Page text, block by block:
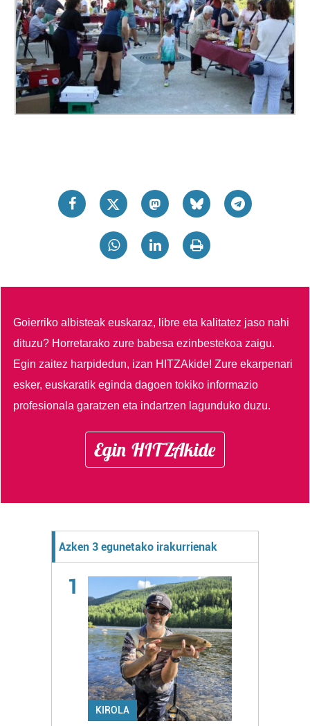
Goierriko albisteak euskaraz, libre eta kalitatez jaso nahi
dituzu? Horretarako zure babesa ezinbestekoa zaigu.
Egin zaitez harpidedun, izan HITZAkide!Zure ekarpenari
esker, euskaratik eginda dagoen tokiko informazio
profesionala garatzen eta indartzen lagunduko duzu.
Egin HITZAkide
Azken 3 egunetako irakurrienak
1
KIROLA